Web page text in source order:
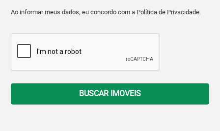
Ao informar meus dados, eu concordo com a Política de Privacidade.
BUSCAR IMOVEIS